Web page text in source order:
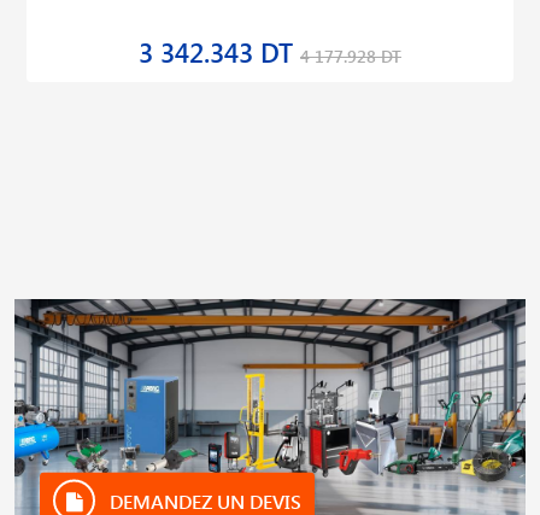
3 342.343 DT 4 177.928 DT
DEMANDEZ UN DEVIS